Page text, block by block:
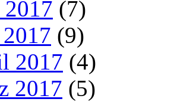
(7)
(9)
2017 (4)
2017 (5)